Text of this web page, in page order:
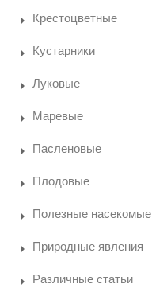
Крестоцветные
Кустарники
Луковые
Маревые
Пасленовые
Плодовые
Полезные насекомые
Природные явления
Различные статьи